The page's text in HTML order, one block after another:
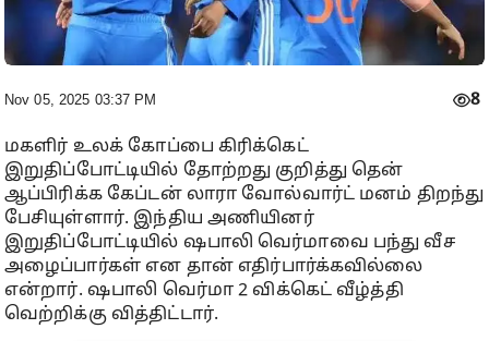
Nov 05, 2025 03:37 PM 8
மகளிர் உலக் கோப்பை கிரிக்கெட்
இறுதிப்போட்டியில் தோற்றது குறித்து தென்
ஆப்பிரிக்க கேப்டன் லாரா வோல்வார்ட் மனம் திறந்து
பேசியுள்ளார். இந்திய அணியினர்
இறுதிப்போட்டியில் ஷபாலி வெர்மாவை பந்து வீச
அழைப்பார்கள் என தான் எதிர்பார்க்கவில்லை
என்றார். ஷபாலி வெர்மா 2 விக்கெட் வீழ்த்தி
வெற்றிக்கு வித்திட்டார்.